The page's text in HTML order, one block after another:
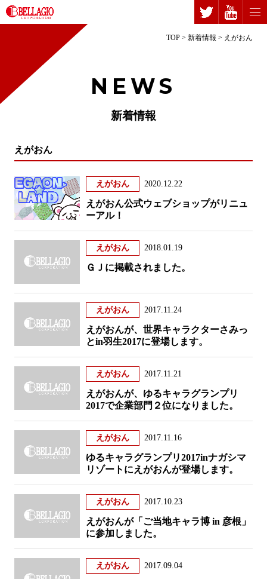
TOP >新着情報 > えがおん
NEWS
新着情報
えがおん
えがおん 2020.12.22
えがおん公式ウェブショップがリニュ
ーアル！
えがおん 2018.01.19
ＧＪに掲載されました。
えがおん 2017.11.24
えがおんが、世界キャラクターさみっ
とin羽生2017に登場します。
えがおん 2017.11.21
えがおんが、ゆるキャラグランプリ
2017で企業部門２位になりました。
えがおん 2017.11.16
ゆるキャラグランプリ2017inナガシマ
リゾートにえがおんが登場します。
えがおん 2017.10.23
えがおんが「ご当地キャラ博 in 彦根」
に参加しました。
えがおん 2017.09.04